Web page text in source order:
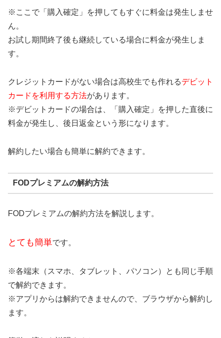
※ここで「購入確定」を押してもすぐに料金は発生しませ
ん。
お試し期間終了後も継続している場合に料金が発生しま
す。
クレジットカードがない場合は高校生でも作れるデビット
カードを利用する方法があります。
※デビットカードの場合は、「購入確定」を押した直後に
料金が発生し、後日返金という形になります。
解約したい場合も簡単に解約できます。
FODプレミアムの解約方法
FODプレミアムの解約方法を解説します。
とても簡単です。
※各端末（スマホ、タブレット、パソコン）とも同じ手順
で解約できます。
※アプリからは解約できませんので、ブラウザから解約し
ます。